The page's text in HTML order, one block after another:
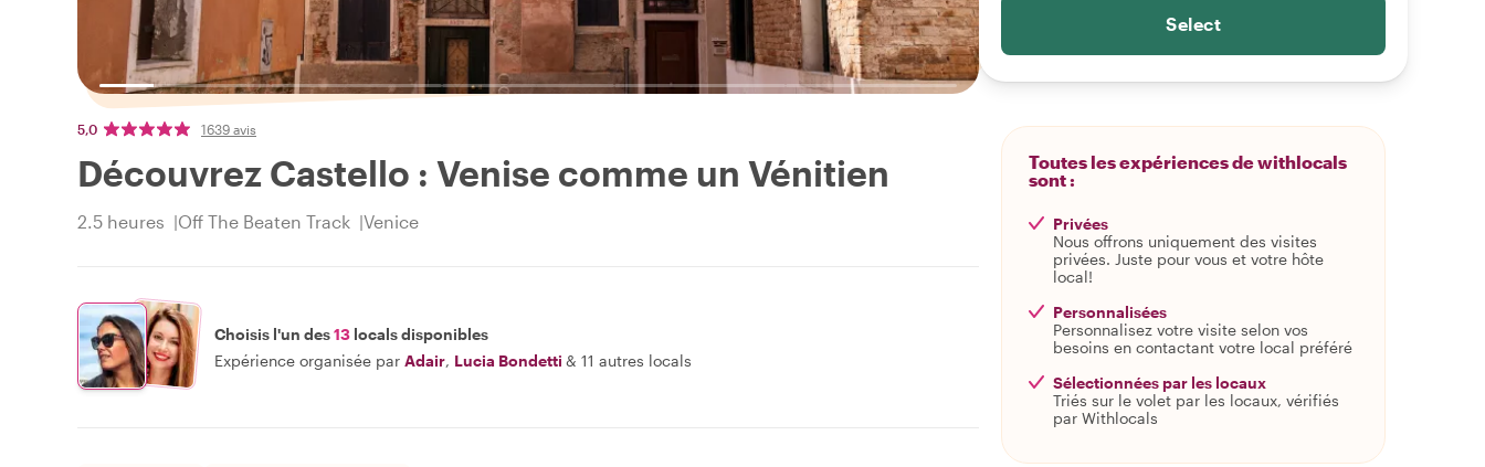
5,0 1639 avis
Découvrez Castello : Venise comme un Vénitien
2.5 heures Off The Beaten Track Venice
Choisis l'un des13 locals disponibles
Expérience organisée par Adair, Lucia Bondetti & 11 autres locals
Select
Toutes les expériences de withlocals
sont :
Privées
Nous offrons uniquement des visites
privées. Juste pour vous et votre hôte
local!
Personnalisées
Personnalisez votre visite selon vos
besoins en contactant votre local préféré
Sélectionnées par les locaux
Triés sur le volet par les locaux, vérifiés
par Withlocals